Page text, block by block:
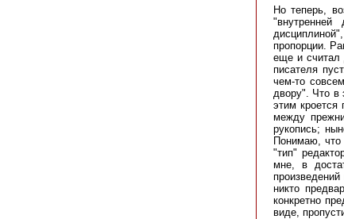
Но теперь,
пропорции.
еще и считал
писателя
чем-то
двору". Что в
этим
между
рукопись;
Понимаю, что
"тип"
мне, в
никто
конкретно
виде,